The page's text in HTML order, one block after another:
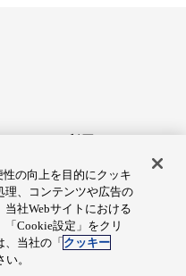
設定
の向上を目的にクッキ
理、コンテンツや広告の
社Webサイトにおける
Cookie設定」をクリ
当社の「 クッキー
。